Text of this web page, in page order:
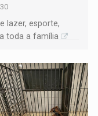
lazer, esporte,
toda a família